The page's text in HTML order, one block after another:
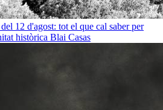
12 d'agost: tot el que cal saber per
històrica Blai Casas